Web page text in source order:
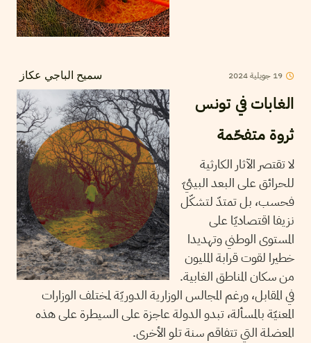
سميح الباجي عكاز 19 جويلية2024
الغابات في تونس
ثروة متفحّمة
لا تقتصر الآثار الكارثية
للحرائق على البعد البيئيّ
فحسب، بل تمتدّ لتشكّل
نزيفا اقتصاديّا على
المستوى الوطني وتهديدا
خطيرا لقوت قرابة المليون
من سكان المناطق الغابية.
في المقابل، ورغم المجالس الوزارية الدوريّة لمختلف الوزارات
المعنيّة بالمسألة، تبدو الدولة عاجزة على السيطرة على هذه
المعضلة التي تتفاقم سنة تلو الأخرى.